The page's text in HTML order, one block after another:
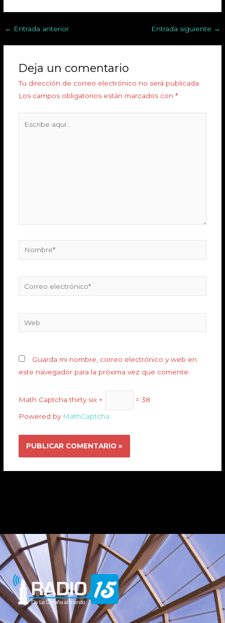
← Entrada anterior Entrada siguiente →
Deja un comentario
Tu dirección de correo electrónico no será publicada.
Los campos obligatorios están marcados con *
Guarda mi nombre, correo electrónico y web en
este navegador para la próxima vez que comente.
Math Captcha thirty six + = 38
Powered by MathCaptcha